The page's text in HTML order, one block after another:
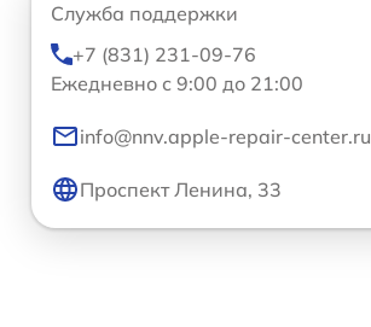
Служба поддержки
+7 (831) 231-09-76
Ежедневно с 9:00 до 21:00
info@nnv.apple-repair-center.ru
Проспект Ленина, 33